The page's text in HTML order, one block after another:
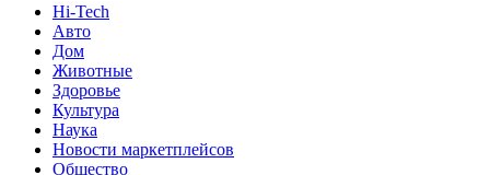
Hi-Tech
Авто
Дом
Животные
Здоровье
Культура
Наука
Новости маркетплейсов
Общество